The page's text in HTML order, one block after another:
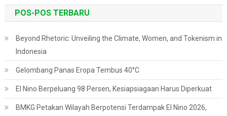
POS-POS TERBARU
Beyond Rhetoric: Unveiling the Climate, Women, and Tokenism in
Indonesia
Gelombang Panas Eropa Tembus 40°C
El Nino Berpeluang 98 Persen, Kesiapsiagaan Harus Diperkuat
BMKG Petakan Wilayah Berpotensi Terdampak El Nino 2026,